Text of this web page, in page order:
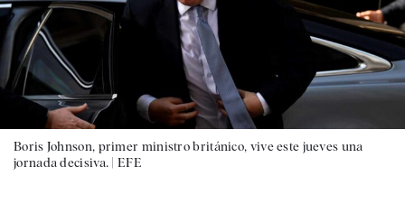
Boris Johnson, primer ministro británico, vive este jueves una
jornada decisiva. |EFE